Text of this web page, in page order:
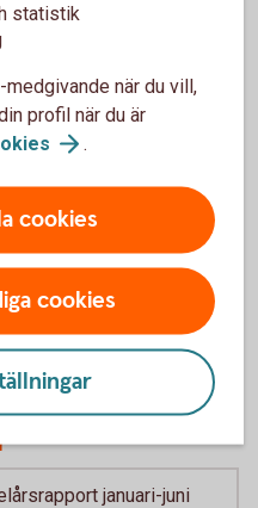
relaterat
Västra
relaterat till
januari-juni
statistik
när du vill,
profil när du är
.
cookies
cookies